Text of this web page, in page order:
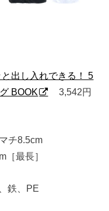
出し入れできる！ 5
BOOK
3,542円
チ8.5cm
［最長］
鉄、PE